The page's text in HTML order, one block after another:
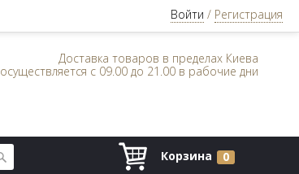
Войти / Регистрация
Доставка товаров в пределах Киева
осуществляется с 09.00 до 21.00 в рабочие дни
Корзина 0